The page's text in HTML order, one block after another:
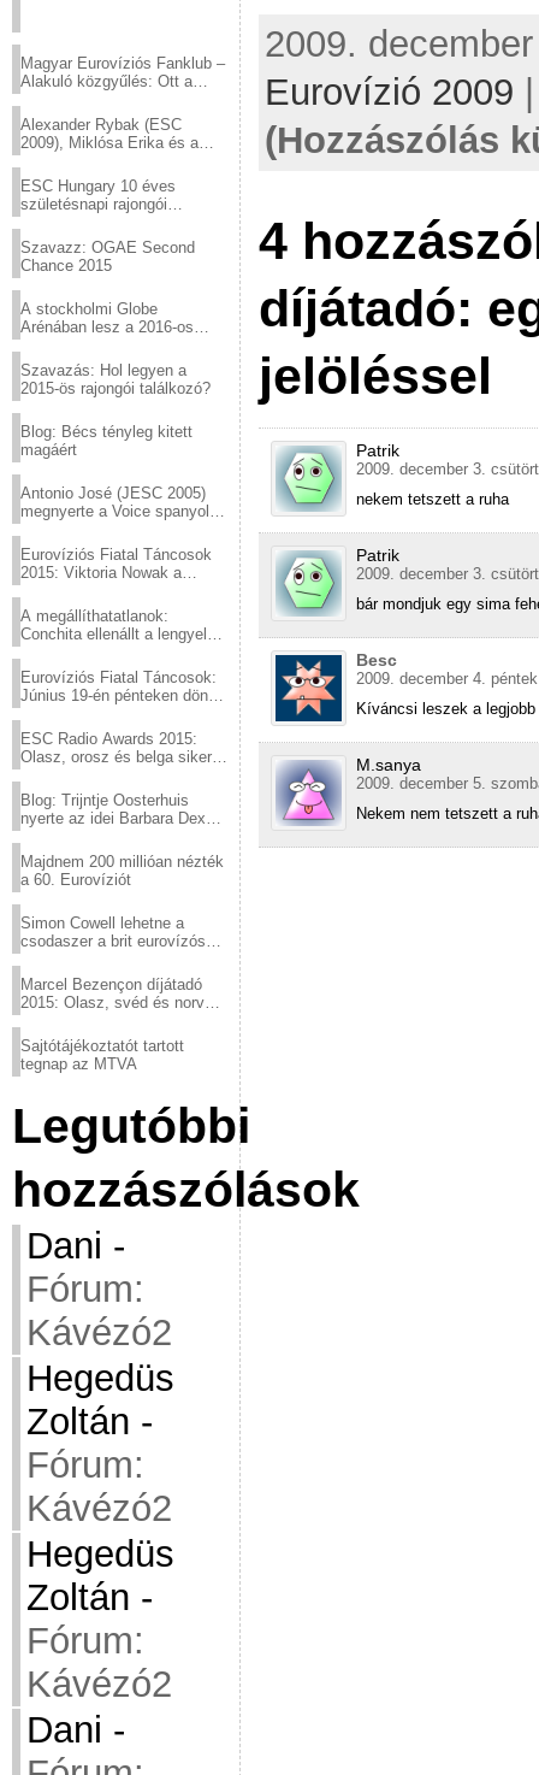
Magyar Eurovíziós Fanklub –
Alakuló közgyűlés: Ott a
Alexander Rybak (ESC
2009), Miklósa Erika és a
sztárjai a Margitszigeten
ESC Hungary 10 éves
születésnapi rajongói
Szavazz: OGAE Second
Chance 2015
A stockholmi Globe
Arénában lesz a 2016-os
Szavazás: Hol legyen a
2015-ös rajongói találkozó?
Blog: Bécs tényleg kitett
magáért
Antonio José (JESC 2005)
megnyerte a Voice spanyol
Eurovíziós Fiatal Táncosok
2015: Viktoria Nowak a
A megállíthatatlanok:
Conchita ellenállt a lengyel
Eurovíziós Fiatal Táncosok:
Június 19-én pénteken döntő
ESC Radio Awards 2015:
Olasz, orosz és belga siker,
Blog: Trijntje Oosterhuis
nyerte az idei Barbara Dex
Majdnem 200 millióan nézték
a 60. Eurovíziót
Simon Cowell lehetne a
csodaszer a brit eurovízós
Marcel Bezençon díjátadó
2015: Olasz, svéd és norvég
Sajtótájékoztatót tartott
tegnap az MTVA
Legutóbbi
hozzászólások
Dani -
Fórum:
Kávézó2
Hegedüs
Zoltán -
Fórum:
Kávézó2
Hegedüs
Zoltán -
Fórum:
Kávézó2
Dani -
2009.
Eurovízió 2009
(Hozzászólás
4
díjátadó:
jelöléssel
Patrik
2009. december 3.
nekem tetszett a ruha
Patrik
2009. december 3.
bár mondjuk egy sima
Besc
2009. december 4.
Kíváncsi leszek a
M.sanya
2009. december 5.
Nekem nem tetszett a